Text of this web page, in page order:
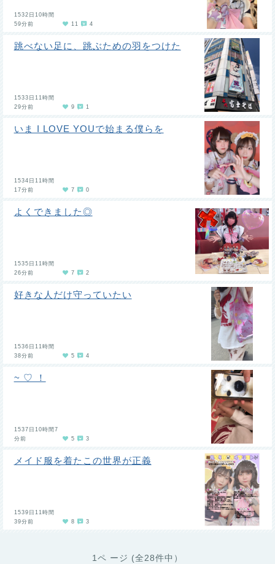
1532日10時間
59分前
11 4
跳べない足に、跳ぶための羽をつけた
1533日11時間
29分前
9 1
いま I LOVE YOUで始まる僕らを
1534日11時間
17分前
7 0
よくできました◎
1535日11時間
26分前
7 2
好きな人だけ守っていたい
1536日11時間
38分前
5 4
~ ♡ ！
1537日10時間7
分前
5 3
メイド服を着たこの世界が正義
1539日11時間
39分前
8 3
1ペ ージ (全28件中）